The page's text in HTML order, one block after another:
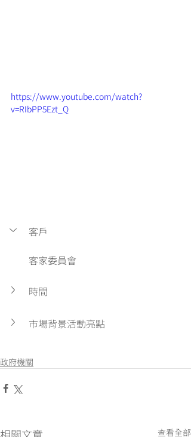
https://www.youtube.com/watch?
v=RIbPP5Ezt_Q
客戶
客家委員會
時間
市場背景活動亮點
政府機關
相關文章 查看全部